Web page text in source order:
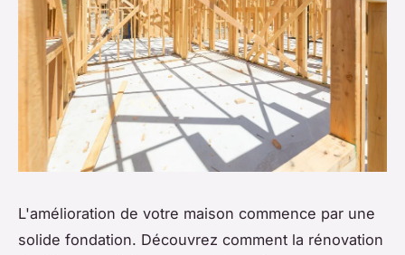
L'amélioration de votre maison commence par une
solide fondation. Découvrez comment la rénovation